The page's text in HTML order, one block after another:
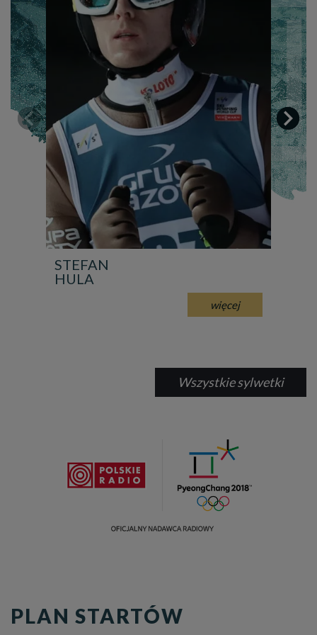
STEFAN
HULA
więcej


Wszystkie sylwetki
PLAN STARTÓW